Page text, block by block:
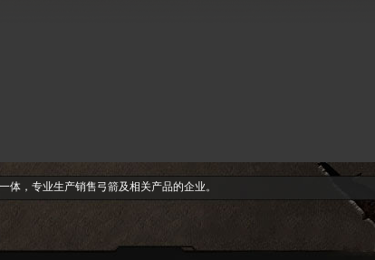
，专业生产销售弓箭及相关产品的企业。